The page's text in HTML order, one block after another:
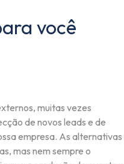
você
muitas vezes
de novos leads e de
empresa. As alternativas
mas nem sempre o